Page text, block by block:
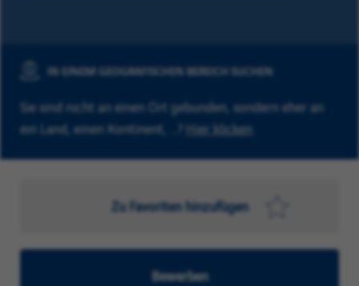
IN EINEM GEOGRAFISCHEN BEREICH SUCHEN
Sie sind nicht an einen Ort gebunden, sondern eher an
ein Land, einen Kontinent, …? Hier klicken
Zu Favoriten hinzufügen
Bewerben